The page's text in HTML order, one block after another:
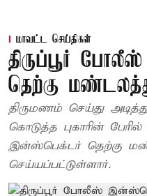
மாவட்ட செய்திகள்
திருப்பூர்
தெற்கு
திருமணம் செய்து
கொடுத்த புகாரின்
இன்ஸ்பெக்டர் தெற்கு
செய்யப்பட்டுள்ளார்.